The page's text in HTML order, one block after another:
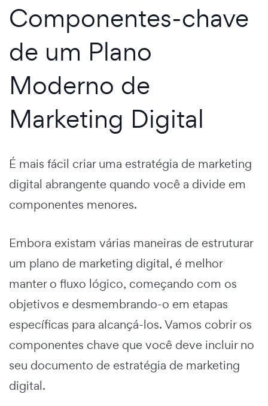
Componentes-chave
de um Plano
Moderno de
Marketing Digital
É mais fácil criar uma estratégia de marketing
digital abrangente quando você a divide em
componentes menores.
Embora existam várias maneiras de estruturar
um plano de marketing digital, é melhor
manter o fluxo lógico, começando com os
objetivos e desmembrando-o em etapas
específicas para alcançá-los. Vamos cobrir os
componentes chave que você deve incluir no
seu documento de estratégia de marketing
digital.